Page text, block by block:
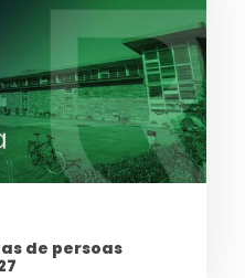
de persoas